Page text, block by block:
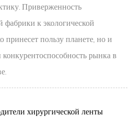
Приверженность
фабрики к экологической
принесет пользу планете, но и
рынка в
хирургической ленты